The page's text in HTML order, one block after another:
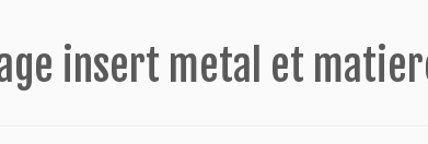
insert metal et